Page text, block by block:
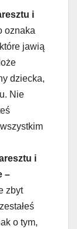
i
oznaka
jawią
dziecka,
Nie
i
–
zbyt
o tym,